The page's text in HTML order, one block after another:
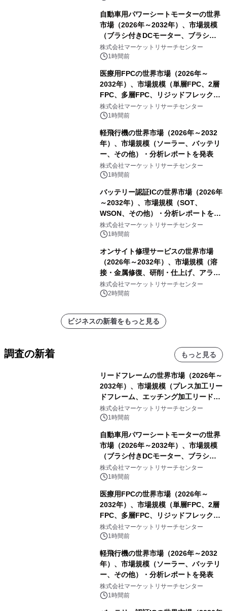
自動車用パワーシートモーターの世界
市場（2026年～2032年）、市場規模
（ブラシ付きDCモーター、ブラシレ
スDCモーター）・分析レポートを発
表
株式会社マーケットリサーチセンター
1時間前
医療用FPCの世界市場（2026年～
2032年）、市場規模（単層FPC、2層
FPC、多層FPC、リジッドフレックス
PCB）・分析レポートを発表
株式会社マーケットリサーチセンター
1時間前
軽飛行機の世界市場（2026年～2032
年）、市場規模（ソーラー、バッテリ
ー、その他）・分析レポートを発表
株式会社マーケットリサーチセンター
1時間前
バッテリー認証ICの世界市場（2026年
～2032年）、市場規模（SOT、
WSON、その他）・分析レポートを発
表
株式会社マーケットリサーチセンター
1時間前
オンサイト修理サービスの世界市場
（2026年～2032年）、市場規模（溶
接・金属修復、研削・仕上げ、アライ
メント、その他）・分析レポートを発
表
株式会社マーケットリサーチセンター
2時間前
ビジネスの新着をもっと見る
調査の新着 もっと見る
リードフレームの世界市場（2026年～
2032年）、市場規模（プレス加工リー
ドフレーム、エッチング加工リードフ
レーム）・分析レポートを発表
株式会社マーケットリサーチセンター
1時間前
自動車用パワーシートモーターの世界
市場（2026年～2032年）、市場規模
（ブラシ付きDCモーター、ブラシレ
スDCモーター）・分析レポートを発
表
株式会社マーケットリサーチセンター
1時間前
医療用FPCの世界市場（2026年～
2032年）、市場規模（単層FPC、2層
FPC、多層FPC、リジッドフレックス
PCB）・分析レポートを発表
株式会社マーケットリサーチセンター
1時間前
軽飛行機の世界市場（2026年～2032
年）、市場規模（ソーラー、バッテリ
ー、その他）・分析レポートを発表
株式会社マーケットリサーチセンター
1時間前